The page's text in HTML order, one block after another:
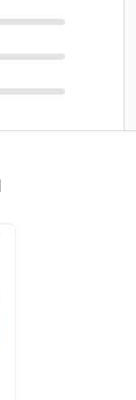
liên hoàn và nhún lò